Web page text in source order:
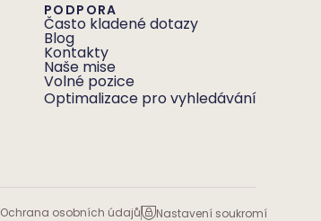
PODPORA
Často kladené dotazy
Blog
Kontakty
Naše mise
Volné pozice
Optimalizace pro vyhledávání
Ochrana osobních údajů Nastavení soukromí